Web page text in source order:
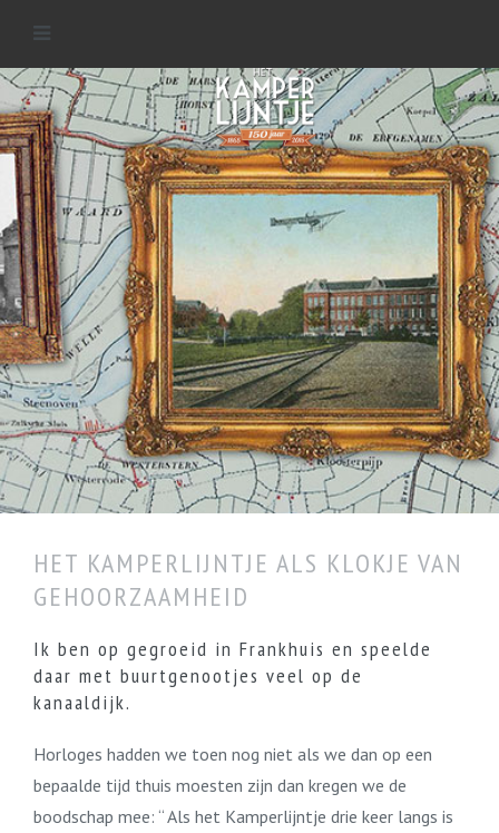
Spoorlijnen in de regio
READ MORE
HET KAMPERLIJNTJE ALS KLOKJE VAN
GEHOORZAAMHEID
Ik ben op gegroeid in Frankhuis en speelde
daar met buurtgenootjes veel op de
kanaaldijk.
Horloges hadden we toen nog niet als we dan op een
bepaalde tijd thuis moesten zijn dan kregen we de
boodschap mee: “ Als het Kamperlijntje drie keer langs is